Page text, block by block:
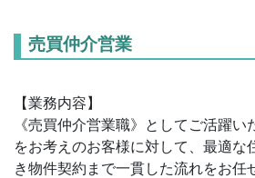
売買仲介営業
【業務内容】
《売買仲介営業職》としてご活躍い
をお考えのお客様に対して、最適な
き物件契約まで一貫した流れをお任